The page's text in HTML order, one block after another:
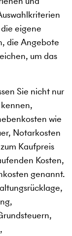
eigene
die Angebote
um das
Sie nicht nur
wie
Notarkosten
Kaufpreis
Kosten,
genannt.